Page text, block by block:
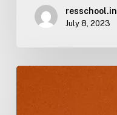
resschool.in
July 8, 2023